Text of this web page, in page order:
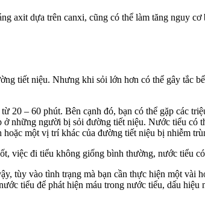
axit dựa trên canxi, cũng có thể làm tăng nguy
tiết niệu. Nhưng khi sỏi lớn hơn có thể gây tắc
20 – 60 phút. Bên cạnh đó, bạn có thể gặp các
những người bị sỏi đường tiết niệu. Nước tiểu
một vị trí khác của đường tiết niệu bị nhiễm
việc đi tiểu không giống bình thường, nước tiểu
tùy vào tình trạng mà bạn cần thực hiện một vài
tiểu để phát hiện máu trong nước tiểu, dấu